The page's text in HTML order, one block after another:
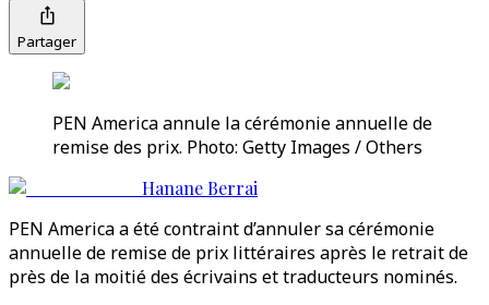
Partager
PEN America annule la cérémonie annuelle de
remise des prix. Photo: Getty Images / Others
Hanane Berrai
PEN America a été contraint d’annuler sa cérémonie
annuelle de remise de prix littéraires après le retrait de
près de la moitié des écrivains et traducteurs nominés.